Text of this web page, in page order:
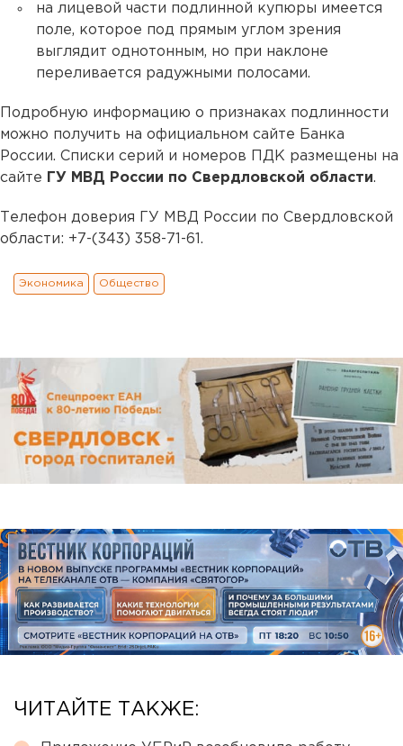
на лицевой части подлинной купюры имеется
поле, которое под прямым углом зрения
выглядит однотонным, но при наклоне
переливается радужными полосами.
Подробную информацию о признаках подлинности
можно получить на официальном сайте Банка
России. Списки серий и номеров ПДК размещены на
сайте
ГУ МВД России по Свердловской области.
Телефон доверия ГУ МВД России по Свердловской
области: +7-(343) 358-71-61.
Экономика Общество
ЧИТАЙТЕ ТАКЖЕ: